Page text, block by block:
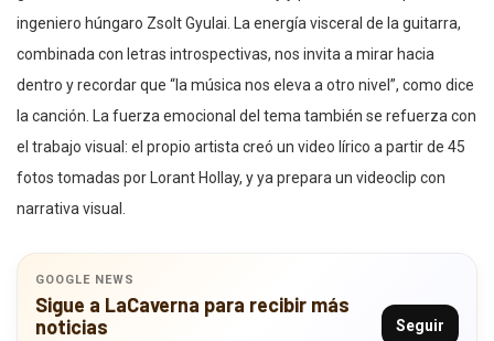
ingeniero húngaro Zsolt Gyulai. La energía visceral de la guitarra,
combinada con letras introspectivas, nos invita a mirar hacia
dentro y recordar que “la música nos eleva a otro nivel”, como dice
la canción. La fuerza emocional del tema también se refuerza con
el trabajo visual: el propio artista creó un video lírico a partir de 45
fotos tomadas por Lorant Hollay, y ya prepara un videoclip con
narrativa visual.
GOOGLE NEWS
Sigue a LaCaverna para recibir más
noticias
Seguir